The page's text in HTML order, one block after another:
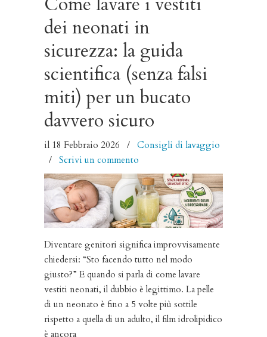
dei neonati in
sicurezza: la guida
scientifica (senza falsi
miti) per un bucato
davvero sicuro
il 18 Febbraio 2026 / Consigli di lavaggio
/ Scrivi un commento
Diventare genitori significa improvvisamente
chiedersi: “Sto facendo tutto nel modo
giusto?” E quando si parla di come lavare
vestiti neonati, il dubbio è legittimo. La pelle
di un neonato è fino a 5 volte più sottile
rispetto a quella di un adulto, il film idrolipidico
è ancora